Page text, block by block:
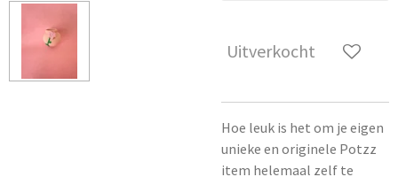
Uitverkocht
Hoe leuk is het om je eigen
unieke en originele Potzz
item helemaal zelf te